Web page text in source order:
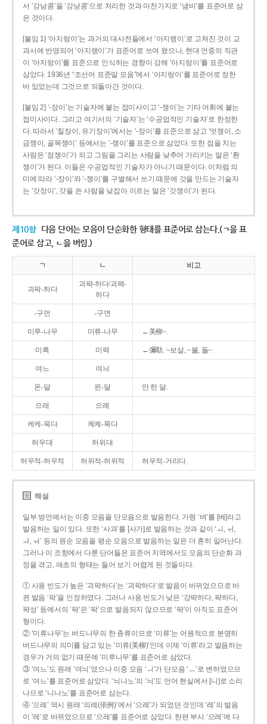
서 ‘강남콩’을 ‘강낭콩’으로 처리한 것과 마찬가지로 ‘냄비’를 표준어로 삼
은 것이다.
[붙임 1] ‘아지랑이’는 과거의 대사전들에서 ‘아지랭이’로 고쳐진 것이 교
과서에 반영되어 ‘아지랭이’가 표준어로 쓰여 왔으나, 현대 언중의 직관
이 ‘아지랑이’를 표준으로 인식하는 경향이 강해 ‘아지랑이’를 표준어로
삼았다. 1936년 “조선어 표준말 모음”에서 ‘아지랑이’를 표준어로 정한
바 있었는데 그것으로 되돌아간 것이다.
[붙임 2] ‘-장이’는 기술자에 붙는 접미사이고 ‘-쟁이’는 기타 어휘에 붙는
접미사이다. 그리고 여기서의 ‘기술자’는 ‘수공업적인 기술자’로 한정한
다. 따라서 ‘칠장이, 유기장이’에서는 ‘-장이’를 표준으로 삼고 ‘멋쟁이, 소
금쟁이, 골목쟁이’ 등에서는 ‘-쟁이’를 표준으로 삼았다. 또한 점을 치는
사람은 ‘점쟁이’가 되고 그림을 그리는 사람을 낮추어 가리키는 말은 ‘환
쟁이’가 된다. 이들은 수공업적인 기술자가 아니기 때문이다. 이처럼 의
미에 따라 ‘-장이’와 ‘-쟁이’를 구별해서 쓰기 때문에 갓을 만드는 기술자
는 ‘갓장이’, 갓을 쓴 사람을 낮잡아 이르는 말은 ‘갓쟁이’가 된다.
제10항 다음 단어는 모음이 단순화한 형태를 표준어로 삼는다.(ㄱ을 표
준어로 삼고, ㄴ을 버림.)
ㄱ ㄴ 비고
괴팍-하다
괴퍅-하다/괴팩-
하다
-구먼 -구면
미루-나무 미류-나무 ←美柳~.
미륵 미력 ←彌勒. ~보살, ~불, 돌~.
여느 여늬
온-달 왼-달 만 한 달.
으레 으례
케케-묵다 켸켸-묵다
허우대 허위대
허우적-허우적 허위적-허위적 허우적-거리다.
해설
일부 방언에서는 이중 모음을 단모음으로 발음한다. 가령 ‘벼’를 [베]라고
발음하는 일이 있다. 또한 ‘사과’를 [사가]로 발음하는 것과 같이 ‘ㅚ, ㅟ,
ㅘ, ㅝ’ 등의 원순 모음을 평순 모음으로 발음하는 일은 더 흔히 일어난다.
그러나 이 조항에서 다룬 단어들은 표준어 지역에서도 모음의 단순화 과
정을 겪고, 애초의 형태는 들어 보기 어렵게 된 것들이다.
① 사용 빈도가 높은 ‘괴퍅하다’는 ‘괴팍하다’로 발음이 바뀌었으므로 바
뀐 발음 ‘팍’을 인정하였다. 그러나 사용 빈도가 낮은 ‘강퍅하다, 퍅하다,
퍅성’ 등에서의 ‘퍅’은 ‘팍’으로 발음되지 않으므로 ‘퍅’이 아직도 표준어
형이다.
② ‘미류나무’는 버드나무의 한 종류이므로 ‘미류’는 어원적으로 분명히
버드나무의 의미를 담고 있는 ‘미류(美柳)’인데 이제 ‘미류’라고 발음하는
경우가 거의 없기 때문에 ‘미루나무’를 표준어로 삼았다.
③ ‘여느’도 원래 ‘여늬’였으나 이중 모음 ‘ㅢ’가 단모음 ‘ㅡ’로 변하였으므
로 ‘여느’를 표준어로 삼았다. ‘늬나노’의 ‘늬’도 언어 현실에서 [니]로 소리
나므로 ‘니나노’를 표준어로 삼는다.
④ ‘으례’ 역시 원래 ‘의례(依例)’에서 ‘으례’가 되었던 것인데 ‘례’의 발음
이 ‘레’로 바뀌었으므로 ‘으레’를 표준어로 삼았다. 한편 부사 ‘으레’에 다